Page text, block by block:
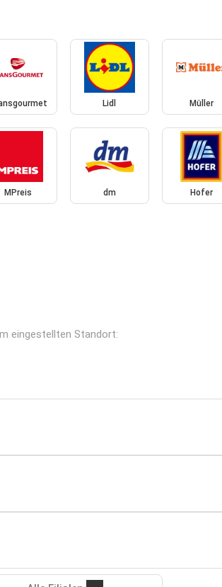
Lidl Müller
MPreis dm Hofer
eingestellten Standort: